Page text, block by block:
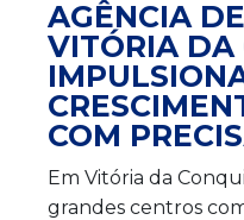
AGÊNCIA
VITÓRIA DA
COM
Em Vitória da
grandes centros